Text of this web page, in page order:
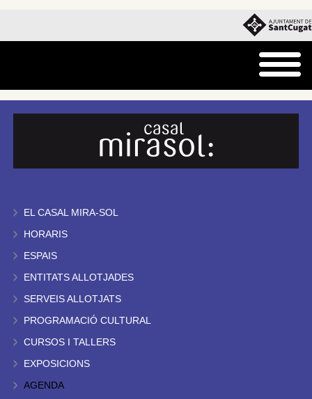
EL CASAL MIRA-SOL
HORARIS
ESPAIS
ENTITATS ALLOTJADES
SERVEIS ALLOTJATS
PROGRAMACIÓ CULTURAL
CURSOS I TALLERS
EXPOSICIONS
AGENDA